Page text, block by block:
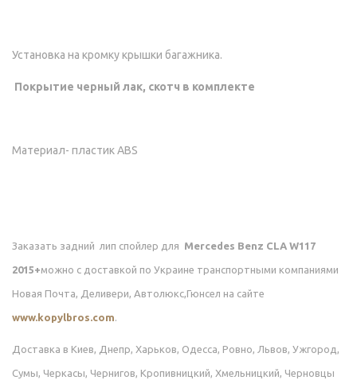
Установка на кромку крышки багажника.
Покрытие черный лак, скотч в комплекте
Материал- пластик ABS
Заказать задний лип спойлер для Mercedes Benz CLA W117
2015+можно с доставкой по Украине транспортными компаниями
Новая Почта, Деливери, Автолюкс,Гюнсел на сайте
www.kopylbros.com.
Доставка в Киев, Днепр, Харьков, Одесса, Ровно, Львов, Ужгород,
Сумы, Черкасы, Чернигов, Кропивницкий, Хмельницкий, Черновцы